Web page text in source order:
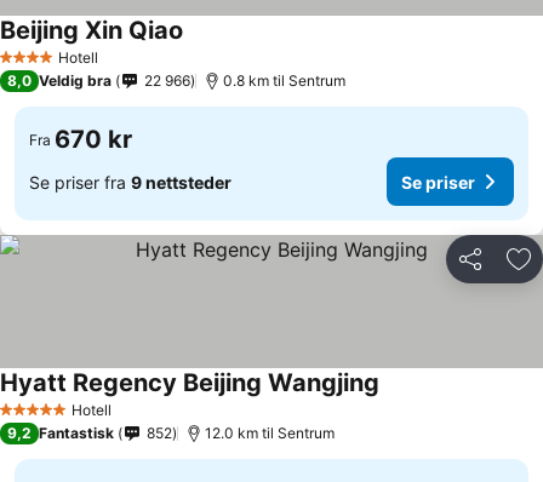
4 StjernerHotell
Beijing Xin Qiao
8,0 Veldig bra 22 966 0.8 km til Sentrum
Fra 670 kr
Se priser fra 9 nettsteder Se priser
Del
5 Stjerner Hotell
Hyatt Regency Beijing Wangjing
9,2 Fantastisk 852 12.0 km til Sentrum